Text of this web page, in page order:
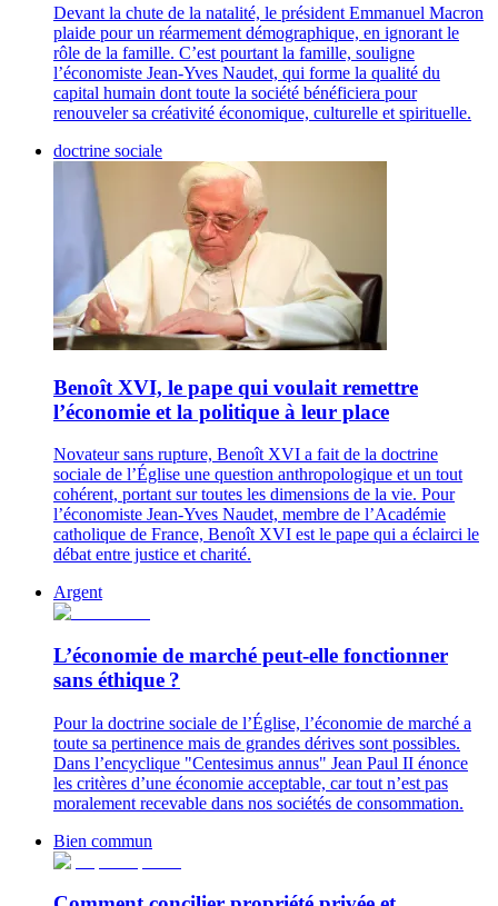
Devant la chute de la natalité, le président Emmanuel Macron
plaide pour un réarmement démographique, en ignorant le
rôle de la famille. C’est pourtant la famille, souligne
l’économiste Jean-Yves Naudet, qui forme la qualité du
capital humain dont toute la société bénéficiera pour
renouveler sa créativité économique, culturelle et spirituelle.
doctrine sociale
Benoît XVI, le pape qui voulait remettre
l’économie et la politique à leur place
Novateur sans rupture, Benoît XVI a fait de la doctrine
sociale de l’Église une question anthropologique et un tout
cohérent, portant sur toutes les dimensions de la vie. Pour
l’économiste Jean-Yves Naudet, membre de l’Académie
catholique de France, Benoît XVI est le pape qui a éclairci le
débat entre justice et charité.
Argent
L’économie de marché peut-elle fonctionner
sans éthique ?
Pour la doctrine sociale de l’Église, l’économie de marché a
toute sa pertinence mais de grandes dérives sont possibles.
Dans l’encyclique "Centesimus annus" Jean Paul II énonce
les critères d’une économie acceptable, car tout n’est pas
moralement recevable dans nos sociétés de consommation.
Bien commun